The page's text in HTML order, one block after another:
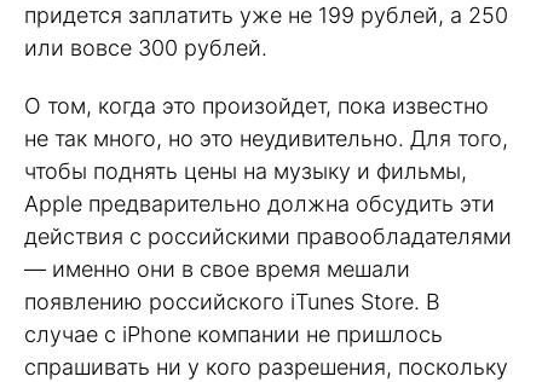
придется заплатить уже не 199 рублей, а 250
или вовсе 300 рублей.
О том, когда это произойдет, пока известно
не так много, но это неудивительно. Для того,
чтобы поднять цены на музыку и фильмы,
Apple предварительно должна обсудить эти
действия с российскими правообладателями
— именно они в свое время мешали
появлению российского iTunes Store. В
случае с iPhone компании не пришлось
спрашивать ни у кого разрешения, поскольку